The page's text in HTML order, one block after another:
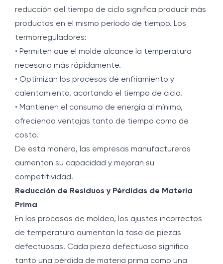
reducción del tiempo de ciclo significa producir más
productos en el mismo período de tiempo. Los
termorreguladores:
• Permiten que el molde alcance la temperatura
necesaria más rápidamente.
• Optimizan los procesos de enfriamiento y
calentamiento, acortando el tiempo de ciclo.
• Mantienen el consumo de energía al mínimo,
ofreciendo ventajas tanto de tiempo como de
costo.
De esta manera, las empresas manufactureras
aumentan su capacidad y mejoran su
competitividad.
Reducción de Residuos y Pérdidas de Materia
Prima
En los procesos de moldeo, los ajustes incorrectos
de temperatura aumentan la tasa de piezas
defectuosas. Cada pieza defectuosa significa
tanto una pérdida de materia prima como una